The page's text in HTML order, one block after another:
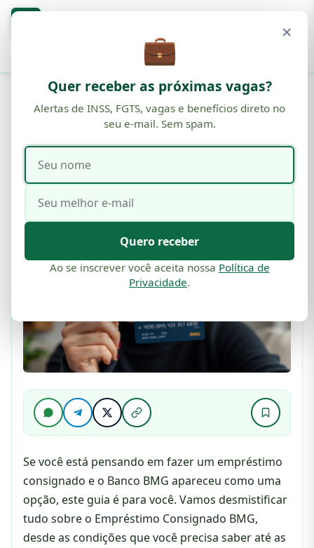
VAGA
Empréstimo Consignado BMG:
Entenda as Condições, Vantagens
e Faça sua Simulação em 2025
PorComunicação 14 de out, 2025
Se você está pensando em fazer um empréstimo
consignado e o Banco BMG apareceu como uma
opção, este guia é para você. Vamos desmistificar
tudo sobre o Empréstimo Consignado BMG,
desde as condições que você precisa saber até as
×
💼
Quer receber as próximas vagas?
Alertas de INSS, FGTS, vagas e benefícios direto no
seu e-mail. Sem spam.
Seu
nome
Seu
mail
Quero receber
Ao se inscrever você aceita nossa Política de
Privacidade.